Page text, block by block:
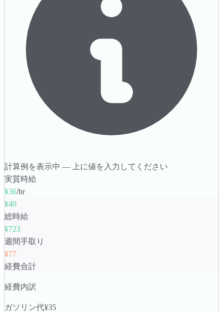
計算例を表示中 — 上に値を入力してください
実質時給
¥36/hr
¥40
総時給
¥723
週間手取り
¥77
経費合計
経費内訳
ガソリン代¥35